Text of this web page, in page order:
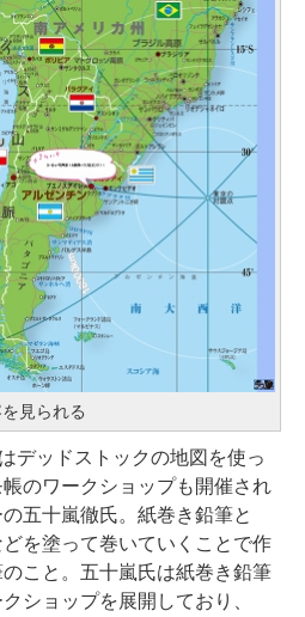
見られる
デッドストックの地図を使っ
のワークショップも開催され
五十嵐徹氏。紙巻き鉛筆と
を塗って巻いていくことで作
こと。五十嵐氏は紙巻き鉛筆
ショップを展開しており、